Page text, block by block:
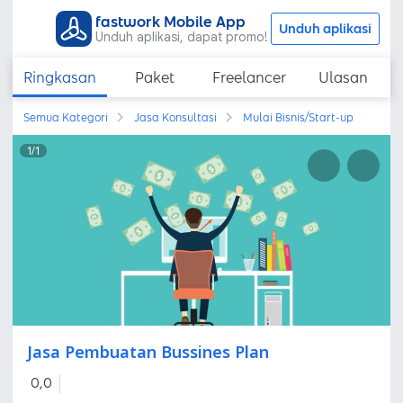
fastwork Mobile App
Unduh aplikasi, dapat promo! Unduh aplikasi
Ringkasan Paket Freelancer Ulasan
Semua Kategori Jasa Konsultasi Mulai Bisnis/Start-up
1/1
Jasa Pembuatan Bussines Plan
0,0